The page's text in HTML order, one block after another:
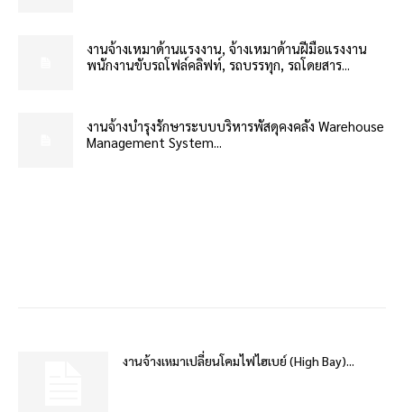
งานจ้างเหมาด้านแรงงาน, จ้างเหมาด้านฝีมือแรงงาน
พนักงานขับรถโฟล์คลิฟท์, รถบรรทุก, รถโดยสาร...
งานจ้างบำรุงรักษาระบบบริหารพัสดุคงคลัง Warehouse
Management System...
งานจ้างเหมาเปลี่ยนโคมไฟไฮเบย์ (High Bay)...